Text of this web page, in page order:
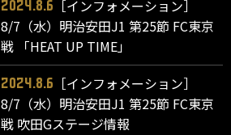
2024.8.6
［インフォメーション］
8/7（水）明治安田J1 第25節 FC東京
戦 「HEAT UP TIME」
2024.8.6
［インフォメーション］
8/7（水）明治安田J1 第25節 FC東京
戦 吹田Gステージ情報